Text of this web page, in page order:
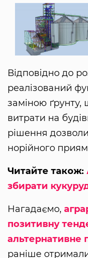
Відповідно до
реалізований
заміною
витрати на
рішення
норійного
Читайте також:
збирати
Нагадаємо,
позитивну
альтернативне
раніше отримали